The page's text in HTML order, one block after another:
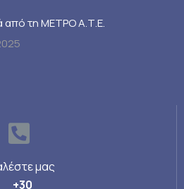
από τη ΜΕΤΡΟ Α.Τ.Ε.
μας
+30